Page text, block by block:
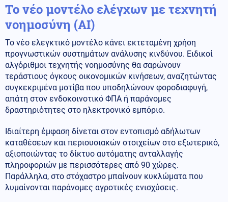
Το νέο μοντέλο ελέγχων με τεχνητή
νοημοσύνη (AI)
Το νέο ελεγκτικό μοντέλο κάνει εκτεταμένη χρήση
προγνωστικών συστημάτων ανάλυσης κινδύνου. Ειδικοί
αλγόριθμοι τεχνητής νοημοσύνης θα σαρώνουν
τεράστιους όγκους οικονομικών κινήσεων, αναζητώντας
συγκεκριμένα μοτίβα που υποδηλώνουν φοροδιαφυγή,
απάτη στον ενδοκοινοτικό ΦΠΑ ή παράνομες
δραστηριότητες στο ηλεκτρονικό εμπόριο.
Ιδιαίτερη έμφαση δίνεται στον εντοπισμό αδήλωτων
καταθέσεων και περιουσιακών στοιχείων στο εξωτερικό,
αξιοποιώντας το δίκτυο αυτόματης ανταλλαγής
πληροφοριών με περισσότερες από 90 χώρες.
Παράλληλα, στο στόχαστρο μπαίνουν κυκλώματα που
λυμαίνονται παράνομες αγροτικές ενισχύσεις.